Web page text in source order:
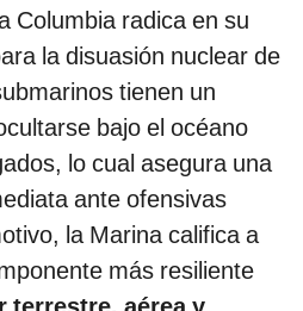
Columbia radica en su
la disuasión nuclear de
tienen un
bajo el océano
lo cual asegura una
ante ofensivas
la Marina califica a
más resiliente